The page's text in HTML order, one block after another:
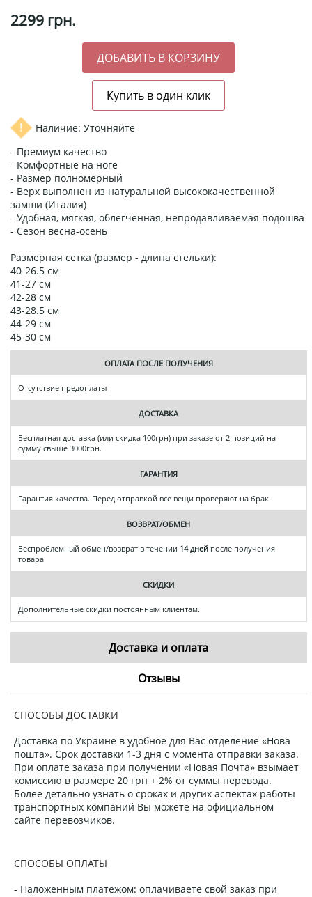
2299 грн.
Наличие: Уточняйте
- Премиум качество
- Комфортные на ноге
- Размер полномерный
- Верх выполнен из натуральной высококачественной
замши (Италия)
- Удобная, мягкая, облегченная, непродавливаемая подошва
- Сезон весна-осень
Размерная сетка (размер - длина стельки):
40-26.5 см
41-27 см
42-28 см
43-28.5 см
44-29 см
45-30 см
ОПЛАТА ПОСЛЕ ПОЛУЧЕНИЯ
Отсутствие предоплаты
ДОСТАВКА
Бесплатная доставка (или скидка 100грн) при заказе от 2 позиций на
сумму свыше 3000грн.
ГАРАНТИЯ
Гарантия качества. Перед отправкой все вещи проверяют на брак
ВОЗВРАТ/ОБМЕН
Беспроблемный обмен/возврат в течении 14 дней после получения
товара
СКИДКИ
Дополнительные скидки постоянным клиентам.
Доставка и оплата
Отзывы
СПОСОБЫ ДОСТАВКИ
Доставка по Украине в удобное для Вас отделение «Нова
пошта». Срок доставки 1-3 дня с момента отправки заказа.
При оплате заказа при получении «Новая Почта» взымает
комиссию в размере 20 грн + 2% от суммы перевода.
Более детально узнать о сроках и других аспектах работы
транспортных компаний Вы можете на официальном
сайте перевозчиков.
СПОСОБЫ ОПЛАТЫ
- Наложенным платежом: оплачиваете свой заказ при